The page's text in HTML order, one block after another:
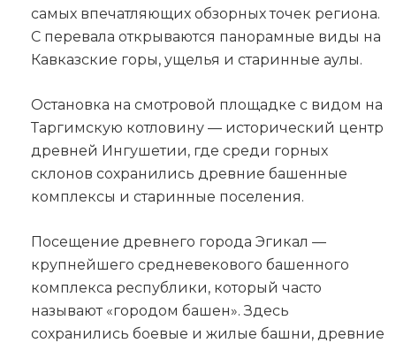
самых впечатляющих обзорных точек региона.
С перевала открываются панорамные виды на
Кавказские горы, ущелья и старинные аулы.
Остановка на смотровой площадке с видом на
Таргимскую котловину — исторический центр
древней Ингушетии, где среди горных
склонов сохранились древние башенные
комплексы и старинные поселения.
Посещение древнего города Эгикал —
крупнейшего средневекового башенного
комплекса республики, который часто
называют «городом башен». Здесь
сохранились боевые и жилые башни, древние